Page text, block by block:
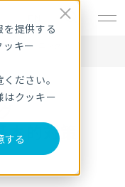
提供する
キー
ださい。
クッキー
する
eラーニング
的対策